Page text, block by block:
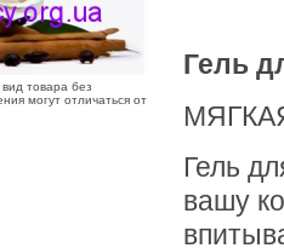
товара без
могут отличаться от
Гель
Гель
вашу